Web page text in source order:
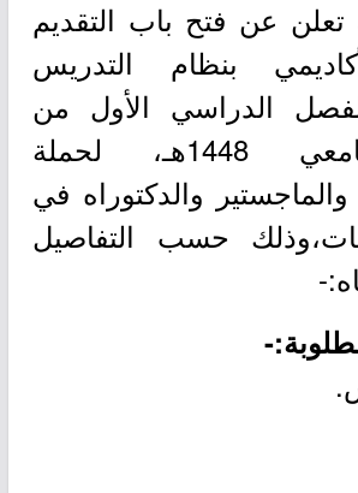
تعلن عن فتح باب التقديم
بنظام التدريس
الدراسي الأول من
العام الجامعي 1448هـ، لحملة
والماجستير والدكتوراه في
حسب التفاصيل